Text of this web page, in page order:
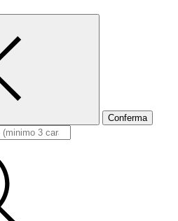
Conferma